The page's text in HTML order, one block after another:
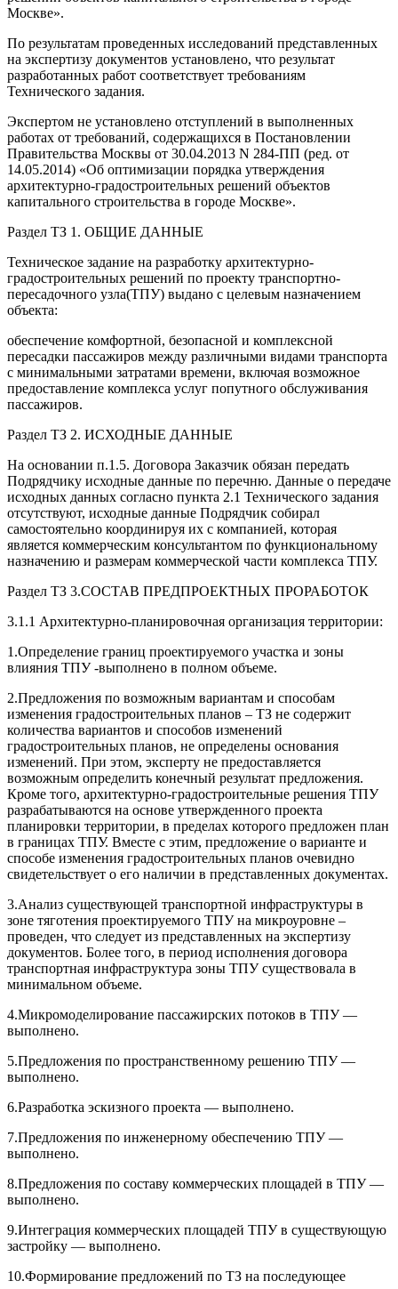
Москве».
По результатам проведенных исследований представленных
на экспертизу документов установлено, что результат
разработанных работ соответствует требованиям
Технического задания.
Экспертом не установлено отступлений в выполненных
работах от требований, содержащихся в Постановлении
Правительства Москвы от 30.04.2013 N 284-ПП (ред. от
14.05.2014) «Об оптимизации порядка утверждения
архитектурно-градостроительных решений объектов
капитального строительства в городе Москве».
Раздел ТЗ 1. ОБЩИЕ ДАННЫЕ
Техническое задание на разработку архитектурно-
градостроительных решений по проекту транспортно-
пересадочного узла(ТПУ) выдано с целевым назначением
объекта:
обеспечение комфортной, безопасной и комплексной
пересадки пассажиров между различными видами транспорта
с минимальными затратами времени, включая возможное
предоставление комплекса услуг попутного обслуживания
пассажиров.
Раздел ТЗ 2. ИСХОДНЫЕ ДАННЫЕ
На основании п.1.5. Договора Заказчик обязан передать
Подрядчику исходные данные по перечню. Данные о передаче
исходных данных согласно пункта 2.1 Технического задания
отсутствуют, исходные данные Подрядчик собирал
самостоятельно координируя их с компанией, которая
является коммерческим консультантом по функциональному
назначению и размерам коммерческой части комплекса ТПУ.
Раздел ТЗ 3.СОСТАВ ПРЕДПРОЕКТНЫХ ПРОРАБОТОК
3.1.1 Архитектурно-планировочная организация территории:
1.Определение границ проектируемого участка и зоны
влияния ТПУ -выполнено в полном объеме.
2.Предложения по возможным вариантам и способам
изменения градостроительных планов – ТЗ не содержит
количества вариантов и способов изменений
градостроительных планов, не определены основания
изменений. При этом, эксперту не предоставляется
возможным определить конечный результат предложения.
Кроме того, архитектурно-градостроительные решения ТПУ
разрабатываются на основе утвержденного проекта
планировки территории, в пределах которого предложен план
в границах ТПУ. Вместе с этим, предложение о варианте и
способе изменения градостроительных планов очевидно
свидетельствует о его наличии в представленных документах.
3.Анализ существующей транспортной инфраструктуры в
зоне тяготения проектируемого ТПУ на микроуровне –
проведен, что следует из представленных на экспертизу
документов. Более того, в период исполнения договора
транспортная инфраструктура зоны ТПУ существовала в
минимальном объеме.
4.Микромоделирование пассажирских потоков в ТПУ —
выполнено.
5.Предложения по пространственному решению ТПУ —
выполнено.
6.Разработка эскизного проекта — выполнено.
7.Предложения по инженерному обеспечению ТПУ —
выполнено.
8.Предложения по составу коммерческих площадей в ТПУ —
выполнено.
9.Интеграция коммерческих площадей ТПУ в существующую
застройку — выполнено.
10.Формирование предложений по ТЗ на последующее